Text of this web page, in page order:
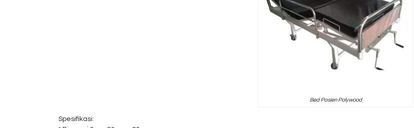
Bed Pasien Polywood
Spesifikasi: